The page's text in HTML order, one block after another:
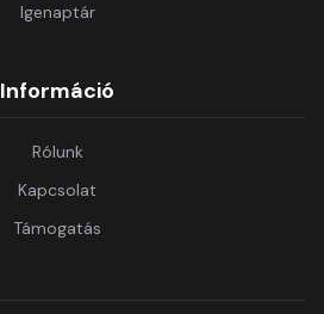
Igenaptár
Információ
Rólunk
Kapcsolat
Támogatás